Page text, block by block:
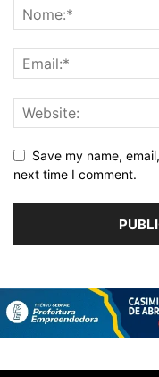
Save my name,
next time I comment.